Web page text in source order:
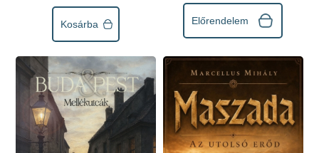
Kosárba Előrendelem